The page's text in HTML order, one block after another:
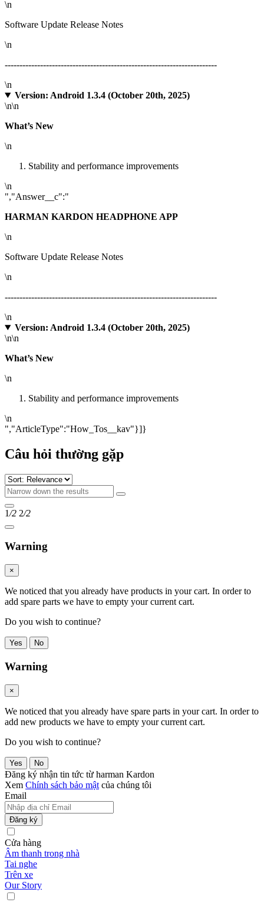
\n
Software Update Release Notes
\n
------------------------------------------------------------------------
\n
\n
Version: Android 1.3.4 (October 20th, 2025)
\n
What’s New
\n
Stability and performance improvements
\n
","Answer__c":"
HARMAN KARDON HEADPHONE APP
\n
Software Update Release Notes
\n
------------------------------------------------------------------------
\n
\n
Version: Android 1.3.4 (October 20th, 2025)
\n
What’s New
\n
Stability and performance improvements
\n
","ArticleType":"How_Tos__kav"}]}
Câu hỏi thường gặp
1/2 2/2
Warning
×
We noticed that you already have products in your cart. In order to
add spare parts we have to empty your current cart.
Do you wish to continue?
Yes No
Warning
×
We noticed that you already have spare parts in your cart. In order to
add new products we have to empty your current cart.
Do you wish to continue?
Yes No
Đăng ký nhận tin tức từ harman Kardon
Xem Chính sách bảo mật của chúng tôi
Email
Đăng ký
Cửa hàng
Âm thanh trong nhà
Tai nghe
Trên xe
Our Story